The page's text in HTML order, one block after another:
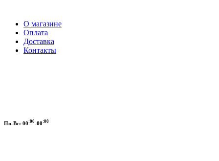
О магазине
Оплата
Доставка
Контакты
Пн-Вс: 00:00-00:00